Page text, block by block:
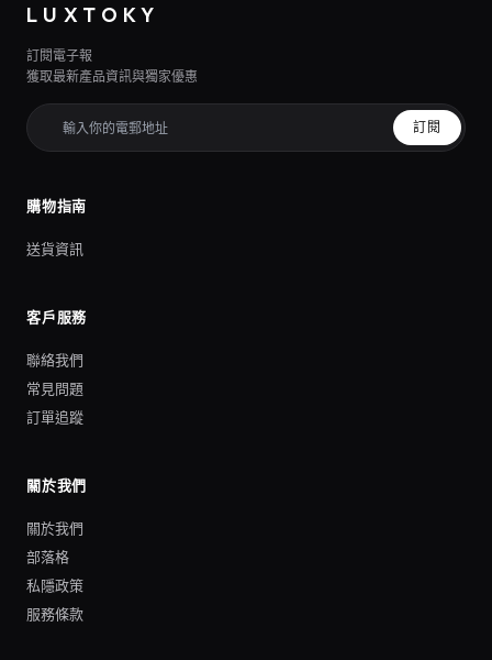
LUXTOKY
訂閱電子報
獲取最新產品資訊與獨家優惠
訂閱
購物指南
送貨資訊
客戶服務
聯絡我們
常見問題
訂單追蹤
關於我們
關於我們
部落格
私隱政策
服務條款